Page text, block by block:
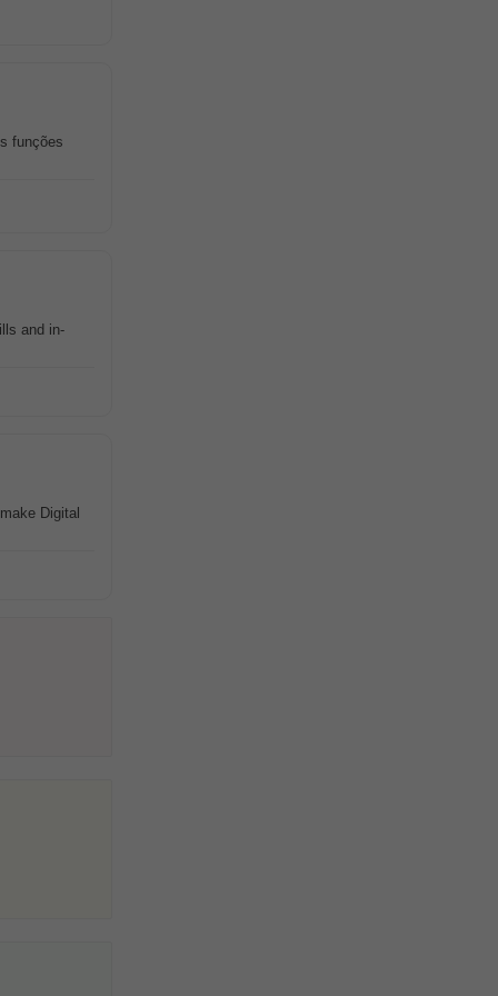
funções
and in-
Digital